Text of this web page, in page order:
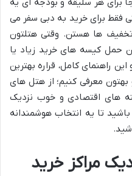
فقط برای خرید به دبی سفر می
ها هستن. وقتی هتلتون
حمل کیسه های خرید زیاد یا
راهنمای کامل، قراره بهترین
معرفی کنیم؛ از هتل های
های اقتصادی و خوب نزدیک
تا یه انتخاب هوشمندانه
مراکز خرید